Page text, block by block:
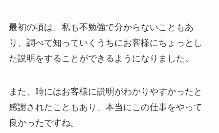
最初の頃は、私も不勉強で分からないこともあ
り、調べて知っていくうちにお客様にちょっとし
た説明をすることができるようになりました。
また、時にはお客様に説明がわかりやすかったと
感謝されたこともあり、本当にこの仕事をやって
良かったですね。